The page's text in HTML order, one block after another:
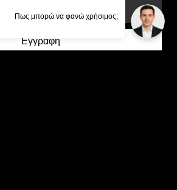
Εγγραφή
Πως μπορώ να φανώ χρήσιμος;